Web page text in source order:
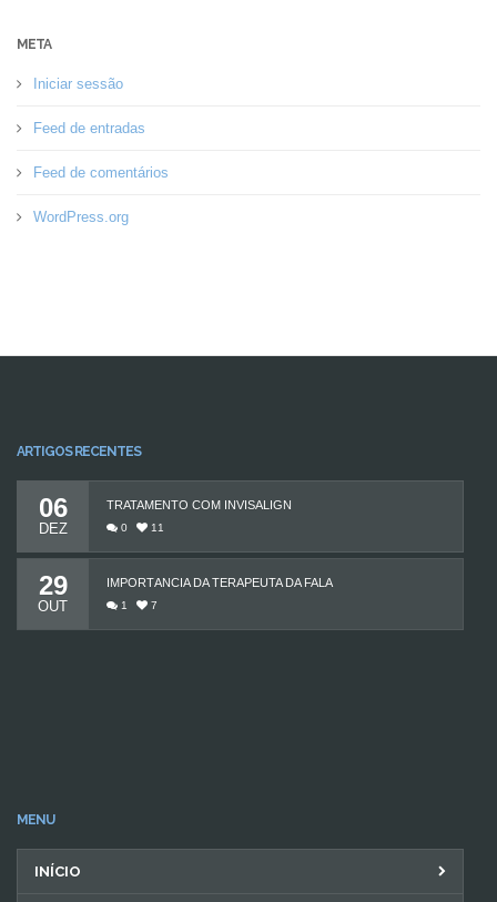
META
Iniciar sessão
Feed de entradas
Feed de comentários
WordPress.org
ARTIGOS RECENTES
06
DEZ
TRATAMENTO COM INVISALIGN
0 11
29
OUT
IMPORTÂNCIA DA TERAPEUTA DA FALA
1 7
MENU
INÍCIO